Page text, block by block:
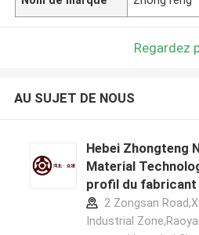
Regardez
AU SUJET DE NOUS
Hebei Zhongteng
Material
profil du fabricant
2 Zongsan
Industrial